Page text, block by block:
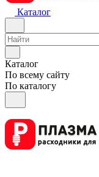
Каталог
Каталог
По всему сайту
По каталогу